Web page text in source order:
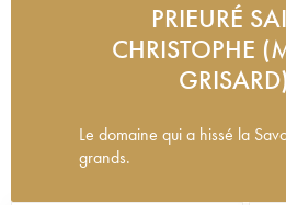
PRIEURÉ
CHRISTOPHE
GRISARD)
Le domaine qui a hissé la
grands.